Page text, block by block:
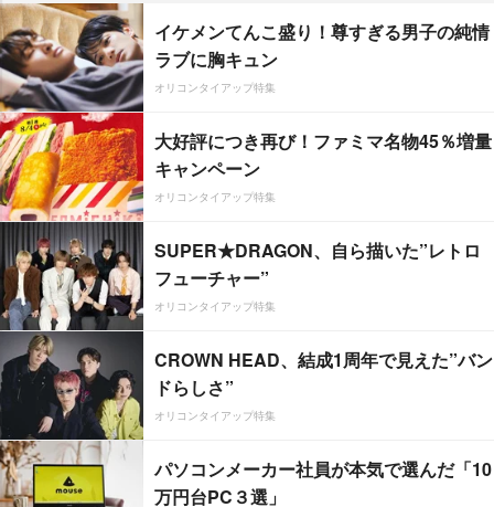
イケメンてんこ盛り！尊すぎる男子の純情
ラブに胸キュン
オリコンタイアップ特集
大好評につき再び！ファミマ名物45％増量
キャンペーン
オリコンタイアップ特集
SUPER★DRAGON、自ら描いた”レトロ
フューチャー”
オリコンタイアップ特集
CROWN HEAD、結成1周年で見えた”バン
ドらしさ”
オリコンタイアップ特集
パソコンメーカー社員が本気で選んだ「10
万円台PC３選」